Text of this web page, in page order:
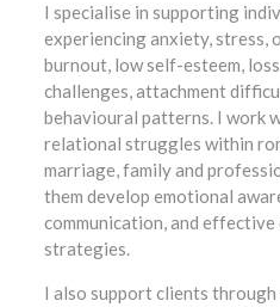
I specialise in supporting
experiencing anxiety, stress,
burnout, low self-esteem,
challenges, attachment
behavioural patterns. I work
relational struggles within
marriage, family and
them develop emotional
communication, and
strategies.
I also support clients